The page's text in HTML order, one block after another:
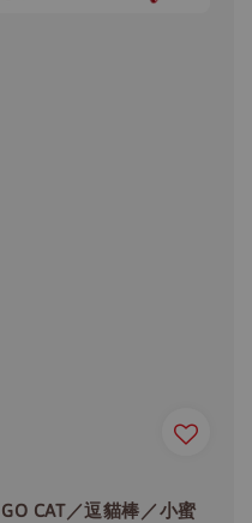
GO CAT／逗貓棒／小蜜